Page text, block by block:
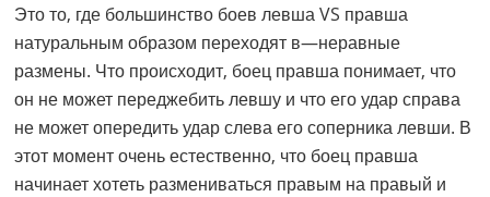
Это то, где большинство боев левша VS правша
натуральным образом переходят в—неравные
размены. Что происходит, боец правша понимает, что
он не может переджебить левшу и что его удар справа
не может опередить удар слева его соперника левши. В
этот момент очень естественно, что боец правша
начинает хотеть размениваться правым на правый и